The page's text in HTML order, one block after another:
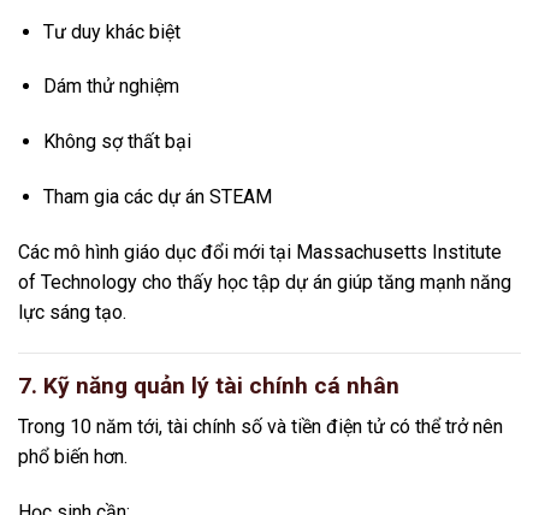
Tư duy khác biệt
Dám thử nghiệm
Không sợ thất bại
Tham gia các dự án STEAM
Các mô hình giáo dục đổi mới tại Massachusetts Institute
of Technology cho thấy học tập dự án giúp tăng mạnh năng
lực sáng tạo.
7. Kỹ năng quản lý tài chính cá nhân
Trong 10 năm tới, tài chính số và tiền điện tử có thể trở nên
phổ biến hơn.